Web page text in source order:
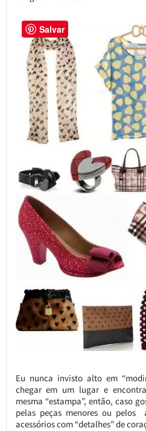
Eu nunca invisto alto em
chegar em um lugar e
mesma “estampa”, então, caso
pelas peças menores ou pelos
acessórios com “detalhes” de
Salvar